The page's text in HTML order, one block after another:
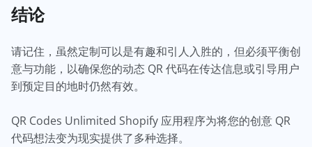
结论
请记住，虽然定制可以是有趣和引人入胜的，但必须平衡创
意与功能，以确保您的动态 QR 代码在传达信息或引导用户
到预定目的地时仍然有效。
QR Codes Unlimited Shopify 应用程序为将您的创意 QR
代码想法变为现实提供了多种选择。